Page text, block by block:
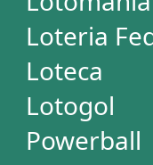
Dupla-Sena
Lotomania
Powerball
Mega Millions
Euromillions